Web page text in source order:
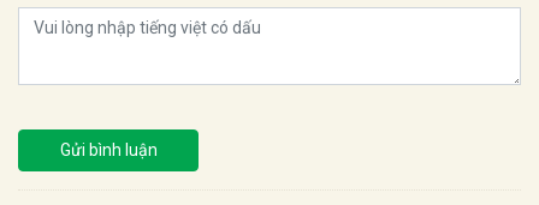
Gửi bình luận